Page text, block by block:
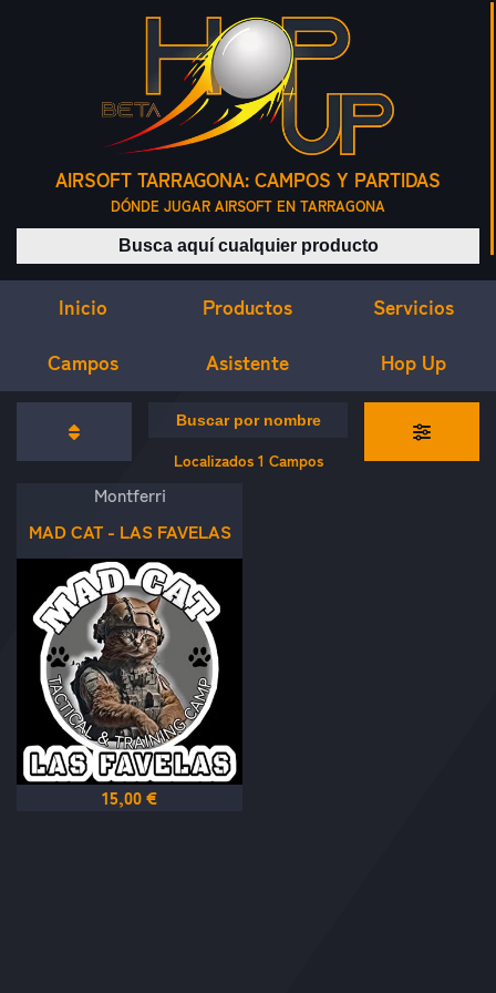
AIRSOFT TARRAGONA: CAMPOS Y PARTIDAS
DÓNDE JUGAR AIRSOFT EN TARRAGONA
Buscar productos
Inicio Productos Servicios
Campos Asistente Hop Up
CAMPOS DE AIRSOFT
Buscar campos por nombre
Localizados 1 Campos
Montferri
MAD CAT - LAS FAVELAS
15,00 €